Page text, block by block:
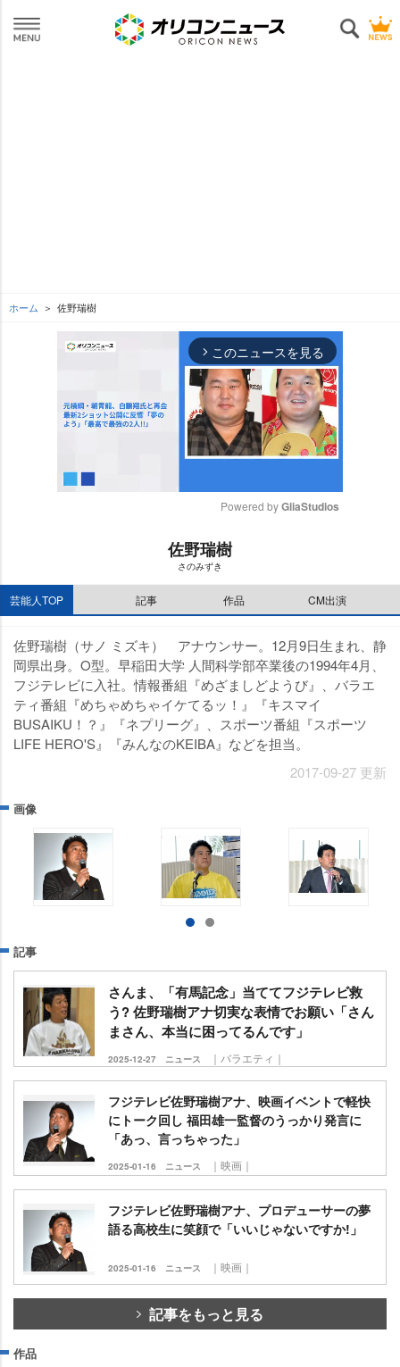
ホーム 佐野瑞樹
arrow_forward_ios このニュースを見る
Powered by GliaStudios
佐野瑞樹
さのみずき
芸能人TOP 記事 作品 CM出演
佐野瑞樹（サノ ミズキ） アナウンサー。12月9日生まれ、静
岡県出身。O型。早稲田大学 人間科学部卒業後の1994年4月、
フジテレビに入社。情報番組『めざましどようび』、バラエ
ティ番組『めちゃめちゃイケてるッ！』『キスマイ
BUSAIKU！？』『ネプリーグ』、スポーツ番組『スポーツ
LIFE HERO'S』『みんなのKEIBA』などを担当。
2017-09-27 更新
画像
記事
さんま、「有馬記念」当ててフジテレビ救
う? 佐野瑞樹アナ切実な表情でお願い「さん
まさん、本当に困ってるんです」
2025-12-27 ニュース ｜バラエティ｜
フジテレビ佐野瑞樹アナ、映画イベントで軽快
にトーク回し 福田雄一監督のうっかり発言に
「あっ、言っちゃった」
2025-01-16 ニュース ｜映画｜
フジテレビ佐野瑞樹アナ、プロデューサーの夢
語る高校生に笑顔で「いいじゃないですか!」
2025-01-16 ニュース ｜映画｜
記事をもっと見る
作品